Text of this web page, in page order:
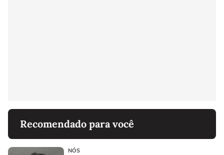
Recomendado para você
NÓS